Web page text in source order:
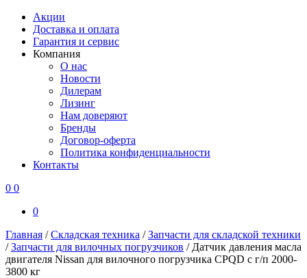
Акции
Доставка и оплата
Гарантия и сервис
Компания
О нас
Новости
Дилерам
Лизинг
Нам доверяют
Бренды
Договор-оферта
Политика конфиденциальности
Контакты
0 0
0
Главная /Складская техника /Запчасти для складской техники
/Запчасти для вилочных погрузчиков / Датчик давления масла
двигателя Nissan для вилочного погрузчика CPQD с г/п 2000-
3800 кг